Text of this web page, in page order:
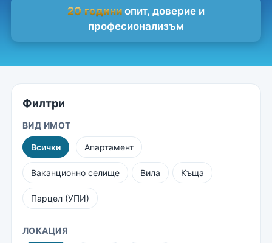
20 години опит, доверие и
професионализъм
Филтри
ВИД ИМОТ
Всички Апартамент
Ваканционно селище Вила Къща
Парцел (УПИ)
ЛОКАЦИЯ